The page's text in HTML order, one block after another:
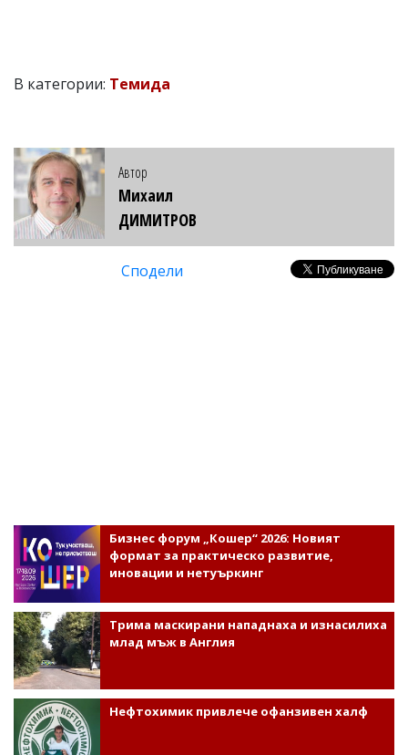
В категории: Темида
Автор
Михаил
ДИМИТРОВ
Сподели
Бизнес форум „Кошер“ 2026: Новият
формат за практическо развитие,
иновации и нетуъркинг
Трима маскирани нападнаха и изнасилиха
млад мъж в Англия
Нефтохимик привлече офанзивен халф